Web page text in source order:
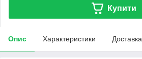
Купити
Опис Характеристики Доставка